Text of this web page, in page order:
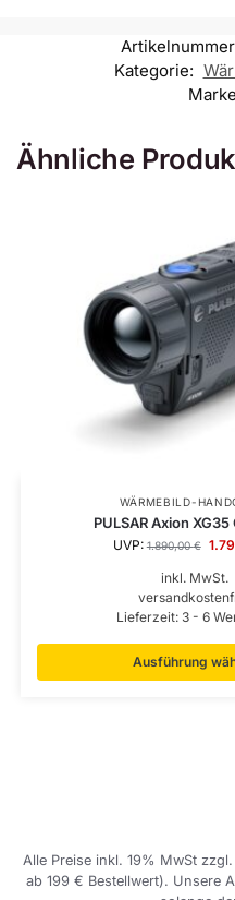
Kategorie:
Ähnliche
WÄRMEBILD-
PULSAR Axion
UVP: 1.890,00€
inkl. MwSt.
Lieferzeit: 3 - 6
Ausführung
Alle Preise inkl. 19% MwSt
ab 199 € Bestellwert). Unsere